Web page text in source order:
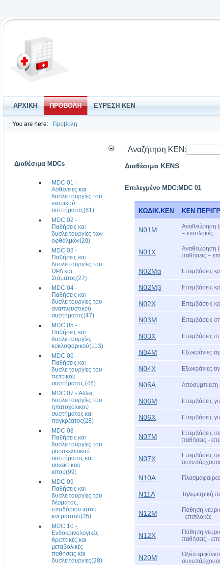
ΑΡΧΙΚΗ ΠΡΟΒΟΛΗ ΕΥΡΕΣΗ ΚΕΝ
You are here: Προβολη
Διαθέσιμα MDCs
MDC 01 -
Ασθένειες και
δυσλειτουργίες του
νευρικού
συστήματος(61)
MDC 02 -
Παθήσεις και
δυσλειτουργίες των
οφθαλμών(20)
MDC 03 -
Παθήσεις και
δυσλειτουργίες του
ΩΡΛ και
Στόματος(27)
MDC 04 -
Παθήσεις και
δυσλειτουργίες του
αναπνευστικού
συστήματος(47)
MDC 05 -
Παθήσεις και
δυσλειτουργίες
κυκλοφορικού(113)
MDC 06 -
Παθήσεις και
δυσλειτουργίες του
πεπτικού
συστήματος (46)
MDC 07 - Άλλες
δυσλειτουργίες του
ηπατοχολικού
συστήματος και
παγκρέατος(28)
MDC 08 -
Παθήσεις και
δυσλειτουργίες του
μυοσκελετικού
συστήματος και
συνεκτικού
ιστού(99)
MDC 09 -
Παθήσεις και
δυσλειτουργίες του
δέρματος,
υποδόριου ιστού
και μαστού(35)
MDC 10 -
Ενδοκρινολογικές ,
θρεπτικές και
μεταβολικές
παθήσεις και
δυσλειτουργίες(28)
Αναζήτηση ΚΕΝ:
Διαθέσιμα KENS
Επιλεγμένο MDC:MDC 01
ΚΩΔΙΚ.ΚΕΝ ΚΕΝ
Ν01Μ
Αναθεώρηση
– επιπλοκές
Ν01Χ
Αναθεώρηση
παθήσεις –
Ν02Μα Επεμβάσεις
Ν02Μβ Επεμβάσεις
Ν02Χ Επεμβάσεις
Ν03Μ Επεμβάσεις
Ν03Χ Επεμβάσεις
Ν04Μ Εξωκράνιες
Ν04Χ Εξωκράνιες
Ν05Α Αποσυμπίεση
Ν06Μ Επεμβάσεις
Ν06Χ Επεμβάσεις
Ν07Μ
Επεμβάσεις
παθήσεις -
Ν07Χ
Επεμβάσεις
Ν10Α
Ν11Α Τηλεμετρική
Ν12Μ
Πάθηση
- επιπλοκές
Ν12Χ
Πάθηση
παθήσεις -
Ν20Μ
Οξεία